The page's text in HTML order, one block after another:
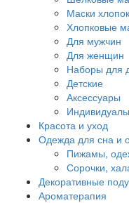
Маски
Хлопковые
Для мужчин
Для женщин
Наборы для
Детские
Аксессуары
Красота и уход
Одежда для сна и
Пижамы,
Сорочки,
Декоративные
Ароматерапия